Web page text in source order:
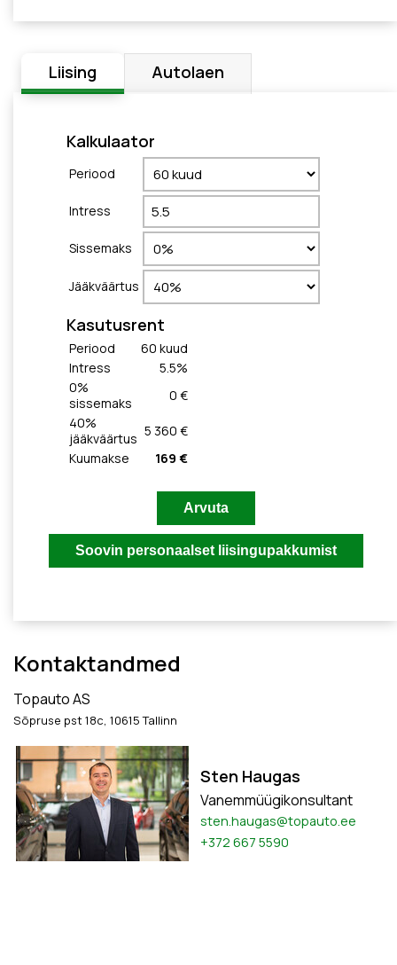
Liising Autolaen
Kalkulaator
Periood
Intress
Sissemaks
Jääkväärtus
Kasutusrent
Periood 60 kuud
Intress
5.5%
0%
sissemaks
0 €
40%
jääkväärtus 5 360 €
Kuumakse
169 €
Kontaktandmed
Topauto AS
Sõpruse pst 18c, 10615 Tallinn
Sten Haugas
Vanemmüügikonsultant
sten.haugas@topauto.ee
+372 667 5590